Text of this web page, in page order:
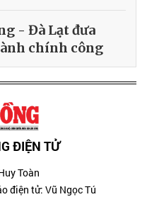
- Đà Lạt đưa
chính công
ĐIỆN TỬ
Toàn
điện tử: Vũ Ngọc Tú